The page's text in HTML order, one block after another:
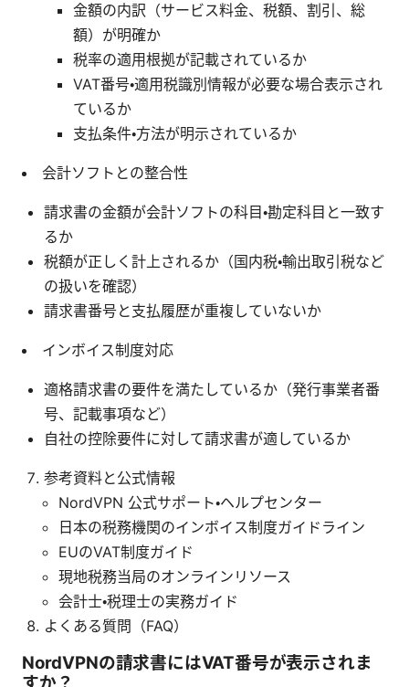
金額の内訳（サービス料金、税額、割引、総
額）が明確か
税率の適用根拠が記載されているか
VAT番号・適用税識別情報が必要な場合表示され
ているか
支払条件・方法が明示されているか
会計ソフトとの整合性
請求書の金額が会計ソフトの科目・勘定科目と一致す
るか
税額が正しく計上されるか（国内税・輸出取引税など
の扱いを確認）
請求書番号と支払履歴が重複していないか
インボイス制度対応
適格請求書の要件を満たしているか（発行事業者番
号、記載事項など）
自社の控除要件に対して請求書が適しているか
参考資料と公式情報
NordVPN 公式サポート・ヘルプセンター
日本の税務機関のインボイス制度ガイドライン
EUのVAT制度ガイド
現地税務当局のオンラインリソース
会計士・税理士の実務ガイド
よくある質問（FAQ）
NordVPNの請求書にはVAT番号が表示されま